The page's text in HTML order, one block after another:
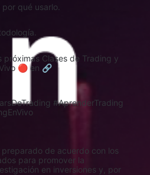
qué usarlo.
Clases de Trading y
🔴 en 🔗
#AprenderTrading
de acuerdo con los
para promover la
en inversiones y, por